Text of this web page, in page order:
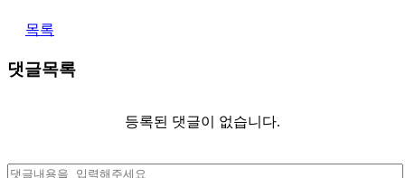
목록
댓글목록
등록된 댓글이 없습니다.